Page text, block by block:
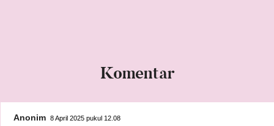
Komentar
Anonim 8 April 2025 pukul 12.08